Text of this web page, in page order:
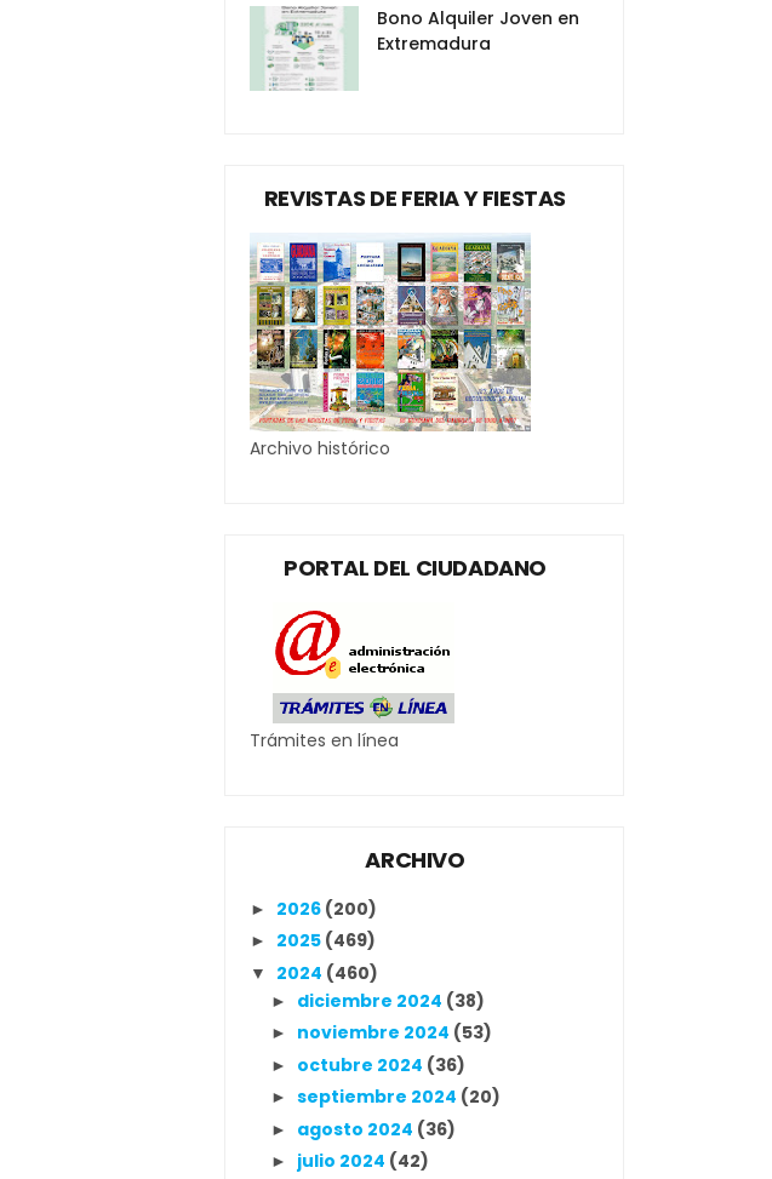
Bono Alquiler Joven en
Extremadura
REVISTAS DE FERIA Y FIESTAS
Archivo histórico
PORTAL DEL CIUDADANO
Trámites en línea
ARCHIVO
► 2026 (200)
► 2025 (469)
▼ 2024 (460)
► diciembre 2024 (38)
► noviembre 2024 (53)
► octubre 2024 (36)
► septiembre 2024 (20)
► agosto 2024 (36)
► julio 2024 (42)